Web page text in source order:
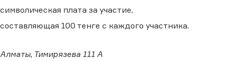
символическая плата за участие,
составляющая 100 тенге с каждого участника.
Алматы, Тимирязева 111 А